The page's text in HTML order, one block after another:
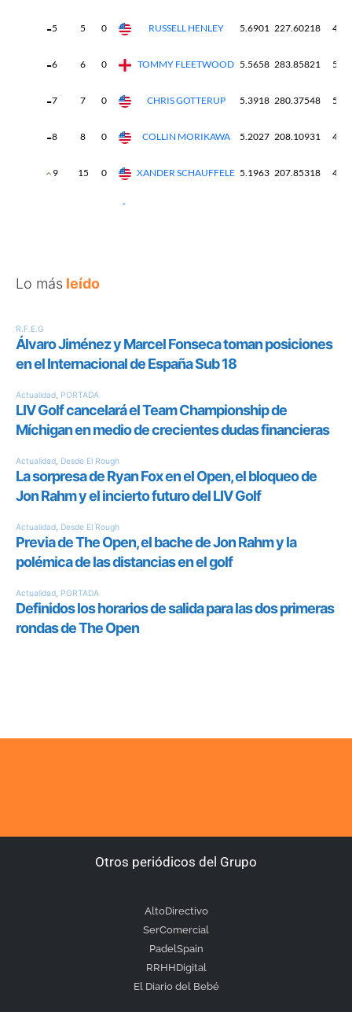
Lo más leído
Otros periódicos del Grupo
AltoDirectivo
SerComercial
PadelSpain
RRHHDigital
El Diario del Bebé